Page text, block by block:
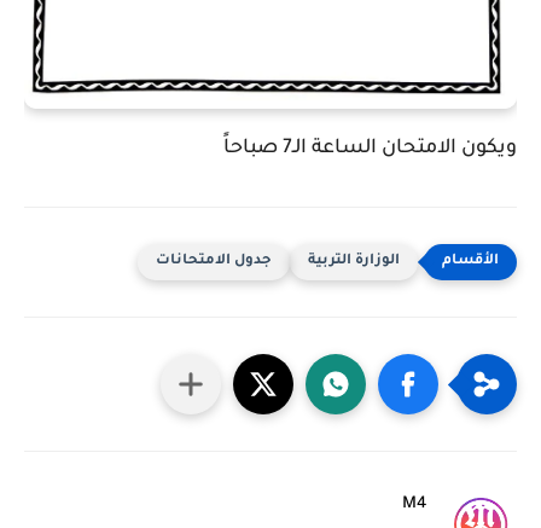
ويكون الامتحان الساعة الـ7 صباحاً
الوزارة التربية جدول الامتحانات
M4